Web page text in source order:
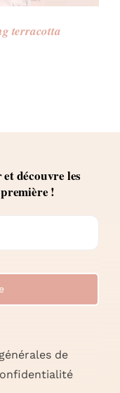
terracotta
découvre les
!
de